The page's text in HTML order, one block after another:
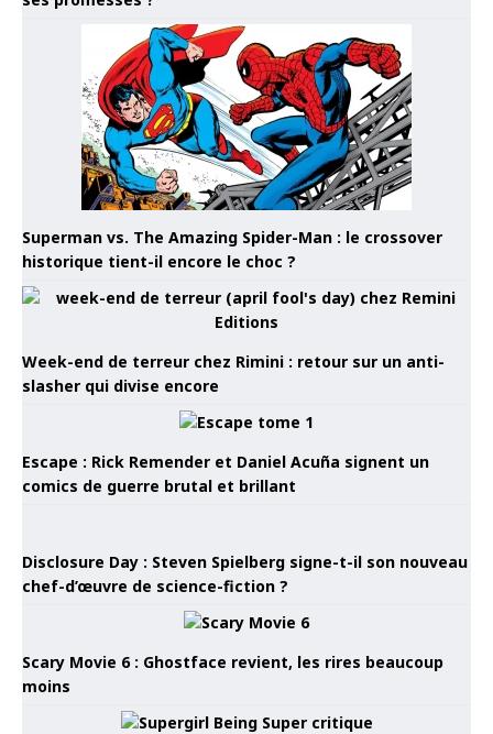
Superman vs. The Amazing Spider-Man : le crossover
historique tient-il encore le choc ?
Week-end de terreur chez Rimini : retour sur un anti-
slasher qui divise encore
Escape : Rick Remender et Daniel Acuña signent un
comics de guerre brutal et brillant
Disclosure Day : Steven Spielberg signe-t-il son nouveau
chef-d’œuvre de science-fiction ?
Scary Movie 6 : Ghostface revient, les rires beaucoup
moins